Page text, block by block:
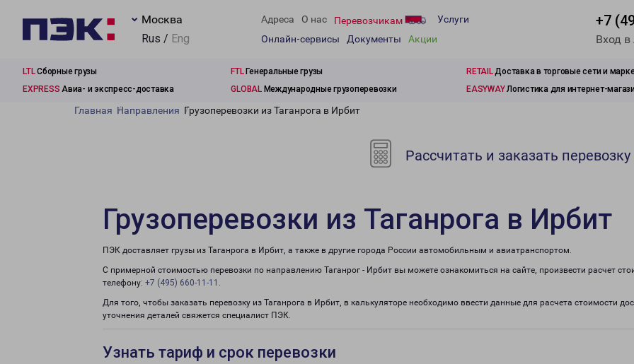
Москва
Rus / Eng
Адреса О нас Перевозчикам
Услуги
Онлайн-сервисы
Документы Акции
+7
Вход
LTLСборные грузы FTLГенеральные грузы RETAILДоставка в торговые сети и
EXPRESS Авиа- и экспресс-доставка GLOBALМеждународные грузоперевозки EASYWAYЛогистика для интернет-
Главная Направления Грузоперевозки из Таганрога в Ирбит
Рассчитать и заказать перевозку
Грузоперевозки из Таганрога в Ирбит
ПЭК доставляет грузы из Таганрога в Ирбит, а также в другие города России автомобильным и авиатранспортом.
С примерной стоимостью перевозки по направлению Таганрог - Ирбит вы можете ознакомиться на сайте, произвести расчет
телефону: +7 (495) 660-11-11 .
Для того, чтобы заказать перевозку из Таганрога в Ирбит, в калькуляторе необходимо ввести данные для расчета стоимости
уточнения деталей свяжется специалист ПЭК.
Узнать тариф и срок перевозки